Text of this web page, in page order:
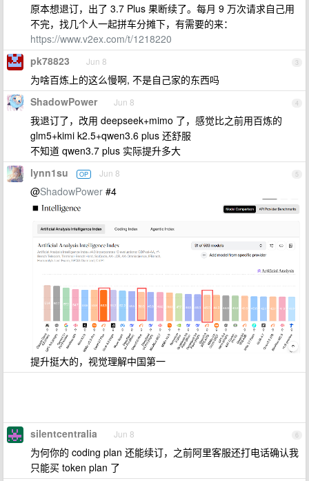
原本想退订，出了 3.7 Plus 果断续了。每月 9 万次请求自己用
不完，找几个人一起拼车分摊下，有需要的来：
https://www.v2ex.com/t/1218220
3
pk78823 Jun 8
为啥百炼上的这么慢啊, 不是自己家的东西吗
4
ShadowPower Jun 8
我退订了，改用 deepseek+mimo 了，感觉比之前用百炼的
glm5+kimi k2.5+qwen3.6 plus 还舒服
不知道 qwen3.7 plus 实际提升多大
5
lynn1su OP Jun 8
@ShadowPower #4
提升挺大的，视觉理解中国第一
6
silentcentralia Jun 8
为何你的 coding plan 还能续订，之前阿里客服还打电话确认我
只能买 token plan 了